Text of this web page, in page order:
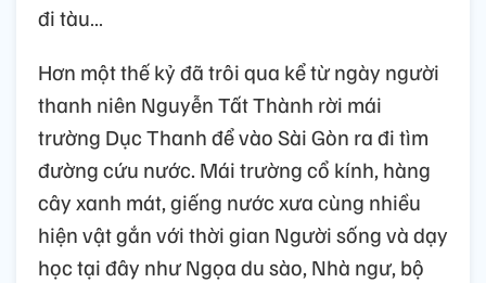
đi tàu…
Hơn một thế kỷ đã trôi qua kể từ ngày người
thanh niên Nguyễn Tất Thành rời mái
trường Dục Thanh để vào Sài Gòn ra đi tìm
đường cứu nước. Mái trường cổ kính, hàng
cây xanh mát, giếng nước xưa cùng nhiều
hiện vật gắn với thời gian Người sống và dạy
học tại đây như Ngọa du sào, Nhà ngư, bộ